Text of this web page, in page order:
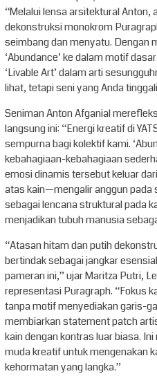
“Melalui lensa arsitektural Anton,
dekonstruksi monokrom
seimbang dan menyatu. Dengan
‘Abundance’ ke dalam motif
‘Livable Art’ dalam arti
lihat, tetapi seni yang Anda
Seniman Anton Afganial
langsung ini: “Energi kreatif di
sempurna bagi kolektif kami.
kebahagiaan-kebahagiaan
emosi dinamis tersebut keluar
atas kain—mengalir anggun
sebagai lencana struktural pada
menjadikan tubuh manusia
“Atasan hitam dan putih
bertindak sebagai jangkar
pameran ini,” ujar Maritza Putri,
representasi Puragraph. “Fokus
tanpa motif menyediakan garis-
membiarkan statement patch
kain dengan kontras luar biasa.
muda kreatif untuk mengenakan
kehormatan yang langka.”